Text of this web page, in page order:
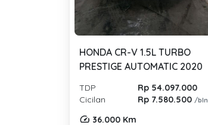
HONDA CR-V 1.5L TURBO
PRESTIGE AUTOMATIC 2020
TDP
Rp 54.097.000
Cicilan
Rp 7.580.500/bln
36.000 Km